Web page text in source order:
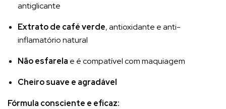
antiglicante
Extrato de café verde, antioxidante e anti-
inflamatório natural
Não esfarela e é compatível com maquiagem
Cheiro suave e agradável
Fórmula consciente e eficaz: